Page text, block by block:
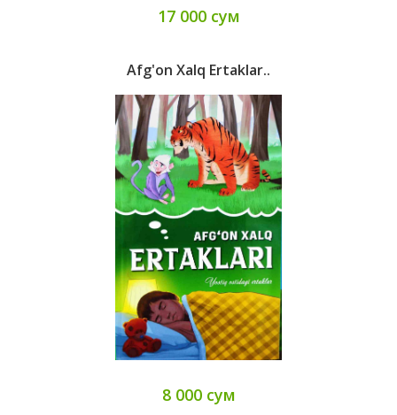
17 000 сум
Afg'on Xalq Ertaklar..
8 000 сум